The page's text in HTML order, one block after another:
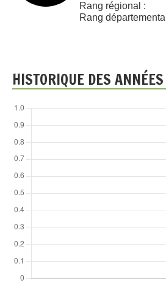
Rang régional :
Rang
HISTORIQUE DES